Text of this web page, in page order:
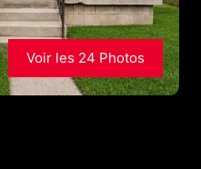
Voir les 24 Photos